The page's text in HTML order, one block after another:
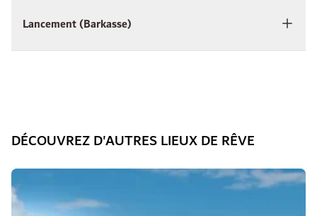
Lancement (Barkasse)
DÉCOUVREZ D'AUTRES LIEUX DE RÊVE
Diapositive 1 de 5